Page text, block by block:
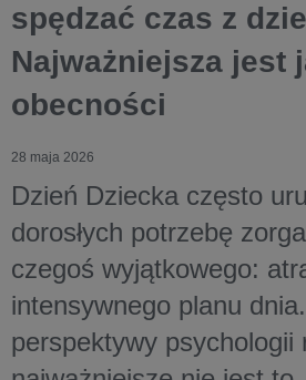
spędzać czas z
Najważniejsza jest
obecności
28 maja 2026
Dzień Dziecka często
dorosłych potrzebę
czegoś wyjątkowego:
intensywnego planu
perspektywy psychologii